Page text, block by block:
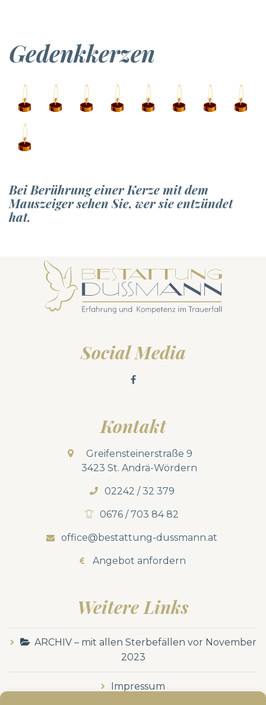
Gedenkkerzen
Bei Berührung einer Kerze mit dem
Mauszeiger sehen Sie, wer sie entzündet
hat.
Social Media
Kontakt
Greifensteinerstraße 9
3423 St. Andrä-Wördern
02242 / 32 379
0676 / 703 84 82
office@bestattung-dussmann.at
Angebot anfordern
Weitere Links
ARCHIV – mit allen Sterbefällen vor November
2023
Impressum